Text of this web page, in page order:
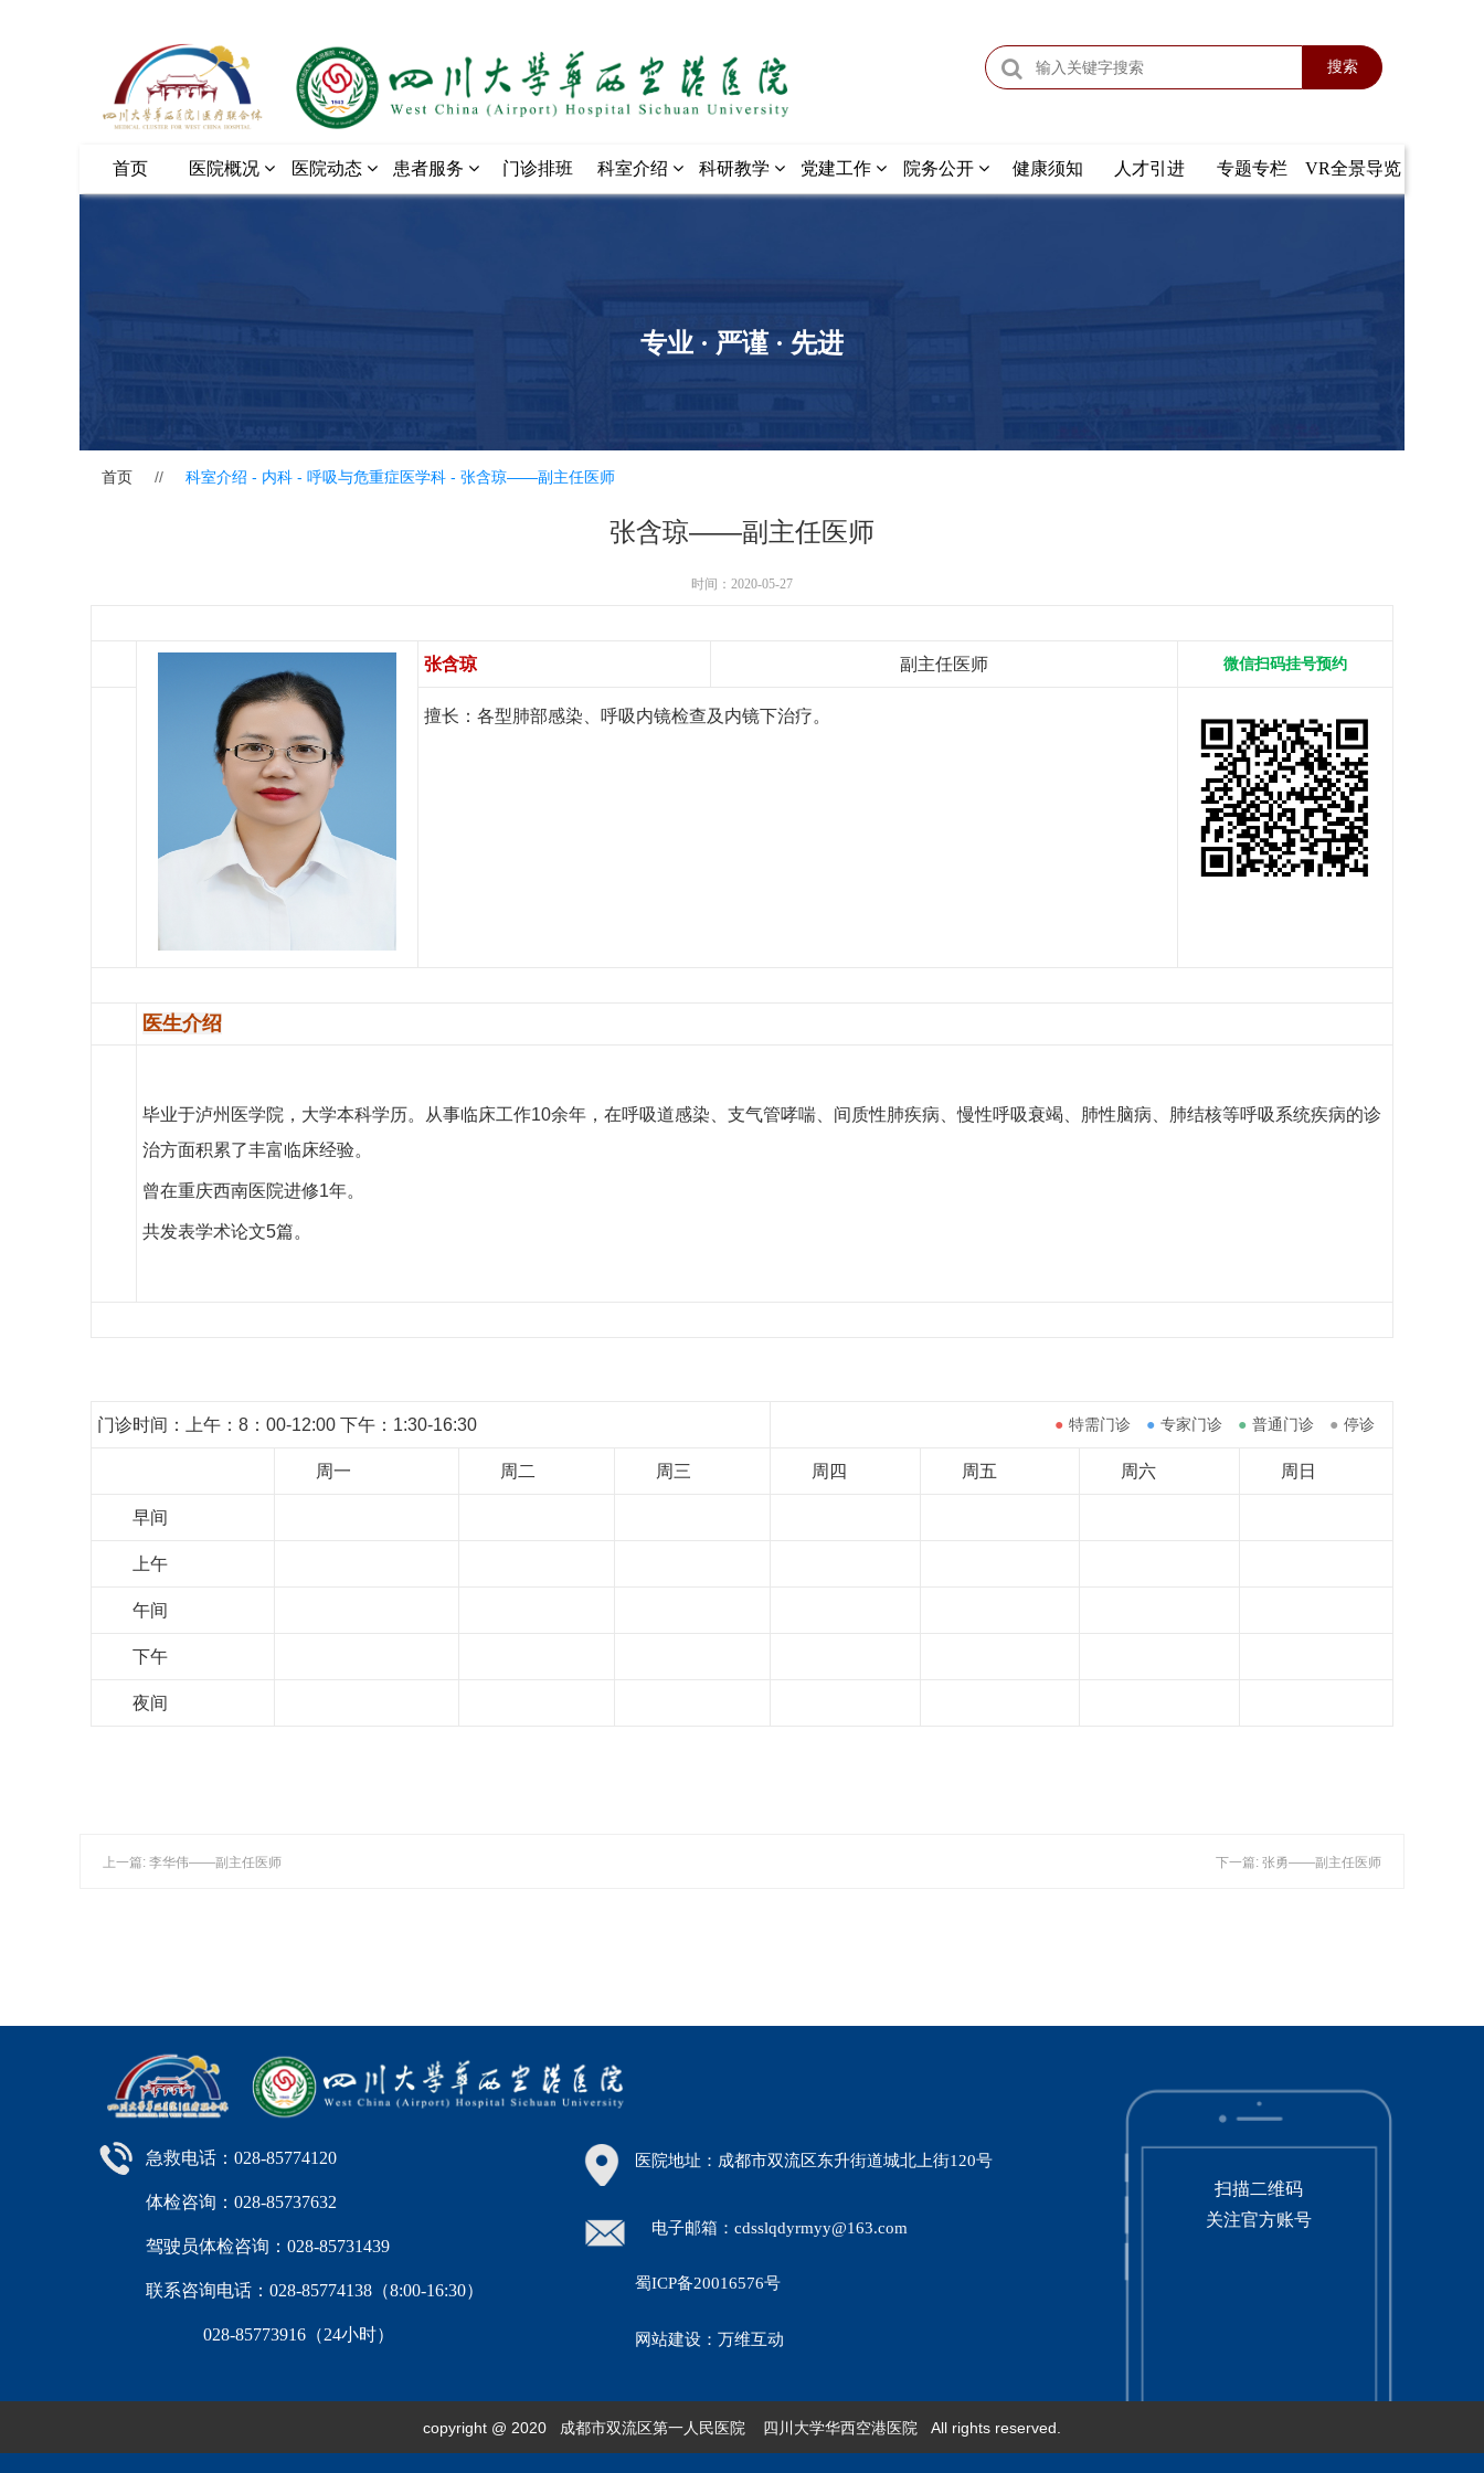
搜索
首页 医院概况 医院动态 患者服务 门诊排班 科室介绍 科研教学 党建工作 院务公开 健康须知 人才引进 专题专栏 VR全景导览
专业 · 严谨 · 先进
张含琼——副主任医师
时间：2020-05-27
张含琼 副主任医师 微信扫码挂号预约
擅长：各型肺部感染、呼吸内镜检查及内镜下治疗。
医生介绍
毕业于泸州医学院，大学本科学历。从事临床工作10余年，在呼吸道感染、支气管哮喘、间质性肺疾病、慢性呼吸衰竭、肺性脑病、肺结核等呼吸系统疾病的诊
治方面积累了丰富临床经验。
曾在重庆西南医院进修1年。
共发表学术论文5篇。
门诊时间：上午：8：00-12:00 下午：1:30-16:30 ● 特需门诊 ● 专家门诊 ● 普通门诊 ● 停诊
周一 周二 周三 周四 周五 周六 周日
早间
上午
午间
下午
夜间
上一篇: 李华伟——副主任医师 下一篇: 张勇——副主任医师
首页 // 科室介绍 - 内科 - 呼吸与危重症医学科 - 张含琼——副主任医师
医院地址：成都市双流区东升街道城北上街120号
电子邮箱：cdsslqdyrmyy@163.com
蜀ICP备20016576号
网站建设：万维互动
扫描二维码
关注官方账号
急救电话：028-85774120
体检咨询：028-85737632
驾驶员体检咨询：028-85731439
联系咨询电话：028-85774138（8:00-16:30）
028-85773916（24小时）
copyright @ 2020 成都市双流区第一人民医院 四川大学华西空港医院 All rights reserved.